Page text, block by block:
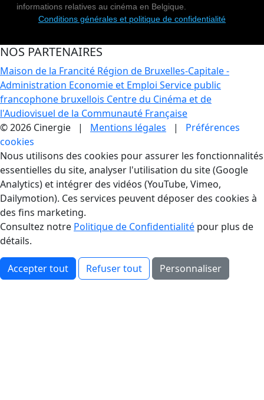
informations relatives au cinéma en Belgique.
Conditions générales et politique de confidentialité
NOS PARTENAIRES
Maison de la Francité Région de Bruxelles-Capitale -
Administration Economie et Emploi Service public
francophone bruxellois Centre du Cinéma et de
l'Audiovisuel de la Communauté Française
© 2026 Cinergie | Mentions légales | Préférences
cookies
Gestion des Cookies
Nous utilisons des cookies pour assurer les fonctionnalités
essentielles du site, analyser l'utilisation du site (Google
Analytics) et intégrer des vidéos (YouTube, Vimeo,
Dailymotion). Ces services peuvent déposer des cookies à
des fins marketing.
Consultez notre Politique de Confidentialité pour plus de
détails.
Accepter tout Refuser tout Personnaliser